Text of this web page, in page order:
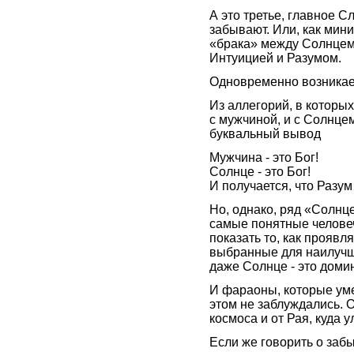
А это третье, главное
забывают. Или, как
«брака» между
Интуицией и Разумом.
Одновременно
Из аллегорий, в
с мужчиной, и с
буквальный вывод
Мужчина - это Бог!
Солнце - это Бог!
И получается, что
Но, однако, ряд
самые понятные
показать то, как
выбранные для
даже Солнце - это
И фараоны, которые
этом не заблуждались.
космоса и от Рая, куда
Если же говорить о